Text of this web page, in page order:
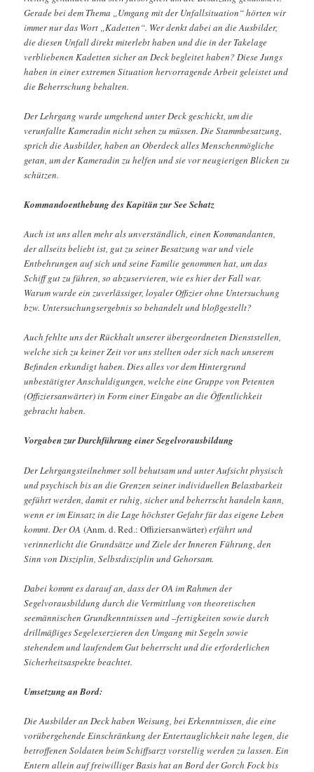
Gerade bei dem Thema „Umgang mit der Unfallsituation“ hörten wir
immer nur das Wort „Kadetten“. Wer denkt dabei an die Ausbilder,
die diesen Unfall direkt miterlebt haben und die in der Takelage
verbliebenen Kadetten sicher an Deck begleitet haben? Diese Jungs
haben in einer extremen Situation hervorragende Arbeit geleistet und
die Beherrschung behalten.
Der Lehrgang wurde umgehend unter Deck geschickt, um die
verunfallte Kameradin nicht sehen zu müssen. Die Stammbesatzung,
sprich die Ausbilder, haben an Oberdeck alles Menschenmögliche
getan, um der Kameradin zu helfen und sie vor neugierigen Blicken zu
schützen.
Kommandoenthebung des Kapitän zur See Schatz
Auch ist uns allen mehr als unverständlich, einen Kommandanten,
der allseits beliebt ist, gut zu seiner Besatzung war und viele
Entbehrungen auf sich und seine Familie genommen hat, um das
Schiff gut zu führen, so abzuservieren, wie es hier der Fall war.
Warum wurde ein zuverlässiger, loyaler Offizier ohne Untersuchung
bzw. Untersuchungsergebnis so behandelt und bloßgestellt?
Auch fehlte uns der Rückhalt unserer übergeordneten Dienststellen,
welche sich zu keiner Zeit vor uns stellten oder sich nach unserem
Befinden erkundigt haben. Dies alles vor dem Hintergrund
unbestätigter Anschuldigungen, welche eine Gruppe von Petenten
(Offiziersanwärter) in Form einer Eingabe an die Öffentlichkeit
gebracht haben.
Vorgaben zur Durchführung einer Segelvorausbildung
Der Lehrgangsteilnehmer soll behutsam und unter Aufsicht physisch
und psychisch bis an die Grenzen seiner individuellen Belastbarkeit
geführt werden, damit er ruhig, sicher und beherrscht handeln kann,
wenn er im Einsatz in die Lage höchster Gefahr für das eigene Leben
kommt. Der OA(Anm. d. Red.: Offiziersanwärter)erfährt und
verinnerlicht die Grundsätze und Ziele der Inneren Führung, den
Sinn von Disziplin, Selbstdisziplin und Gehorsam.
Dabei kommt es darauf an, dass der OA im Rahmen der
Segelvorausbildung durch die Vermittlung von theoretischen
seemännischen Grundkenntnissen und –fertigkeiten sowie durch
drillmäßiges Segelexerzieren den Umgang mit Segeln sowie
stehendem und laufendem Gut beherrscht und die erforderlichen
Sicherheitsaspekte beachtet.
Umsetzung an Bord:
Die Ausbilder an Deck haben Weisung, bei Erkenntnissen, die eine
vorübergehende Einschränkung der Entertauglichkeit nahe legen, die
betroffenen Soldaten beim Schiffsarzt vorstellig werden zu lassen. Ein
Entern allein auf freiwilliger Basis hat an Bord der Gorch Fock bis